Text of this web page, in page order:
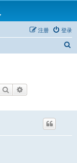
登录
注册
搜索